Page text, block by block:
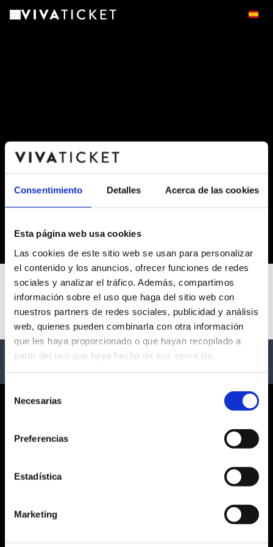
Consentimiento Detalles Acerca de las cookies
Esta página web usa cookies
Las cookies de este sitio web se usan para personalizar
el contenido y los anuncios, ofrecer funciones de redes
sociales y analizar el tráfico. Además, compartimos
información sobre el uso que haga del sitio web con
nuestros partners de redes sociales, publicidad y análisis
web, quienes pueden combinarla con otra información
que les haya proporcionado o que hayan recopilado a
partir del uso que haya hecho de sus servicios.
Necesarias
Preferencias
Estadística
Marketing
No events available
ABOUT US
LEGAL NOTICE
COOKIES POLICY
CUSTOMER SERVICE